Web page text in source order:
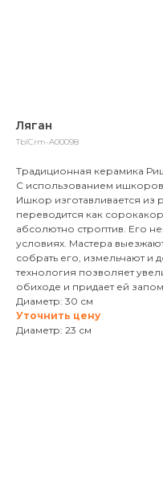
Ляган
TblCrm-A00098
Традиционная керамика
С использованием
Ишкор изготавливается из
переводится как
абсолютно строптив. Его
условиях. Мастера
собрать его, измельчают и
технология позволяет
обиходе и придает ей
Диаметр: 30 см
Уточнить цену
Диаметр: 23 см